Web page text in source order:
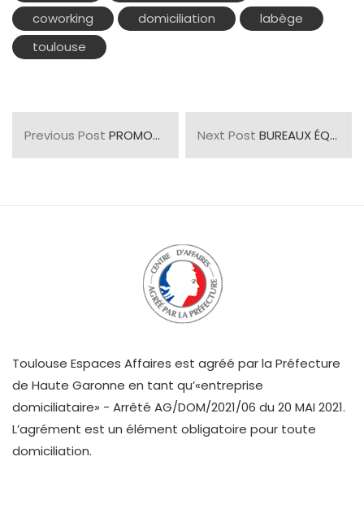
coworking
domiciliation
labège
toulouse
Previous Post PROMOTION D’ÉTÉ : remise de 20% sur les locations de nos salles de réunion Next Post BUREAUX ÉQUIPÉS A LOUER DISPONIBLES!
Toulouse Espaces Affaires est agréé par la Préfecture
de Haute Garonne en tant qu’«entreprise
domiciliataire» - Arrêté AG/DOM/2021/06 du 20 MAI 2021.
L’agrément est un élément obligatoire pour toute
domiciliation.